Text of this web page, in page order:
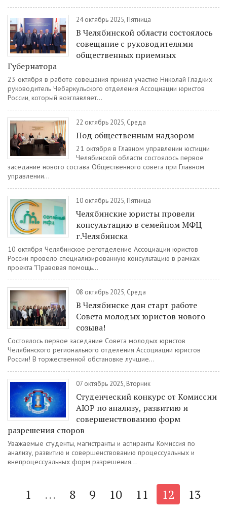
24 октябрь 2025, Пятница
В Челябинской области состоялось
совещание с руководителями
общественных приемных
Губернатора
23 октября в работе совещания принял участие Николай Гладких
руководитель Чебаркульского отделения Ассоциации юристов
России, который возглавляет...
22 октябрь 2025, Среда
Под общественным надзором
21 октября в Главном управлении юстиции
Челябинской области состоялось первое
заседание нового состава Общественного совета при Главном
управлении...
10 октябрь 2025, Пятница
Челябинские юристы провели
консультацию в семейном МФЦ
г.Челябинска
10 октября Челябинское реготделение Ассоциации юристов
России провело специализированную консультацию в рамках
проекта "Правовая помощь...
08 октябрь 2025, Среда
В Челябинске дан старт работе
Совета молодых юристов нового
созыва!
Состоялось первое заседание Совета молодых юристов
Челябинского регионального отделения Ассоциации юристов
России! В торжественной обстановке лучшие...
07 октябрь 2025, Вторник
Студенческий конкурс от Комиссии
АЮР по анализу, развитию и
совершенствованию форм
разрешения споров
Уважаемые студенты, магистранты и аспиранты Комиссия по
анализу, развитию и совершенствованию процессуальных и
внепроцессуальных форм разрешения...
1 ... 8 9 10 11 12
13